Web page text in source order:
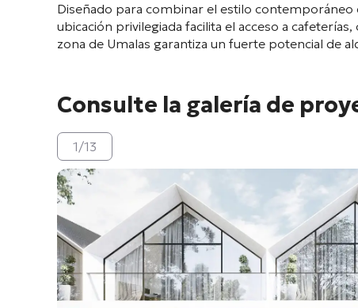
Diseñado para combinar el estilo contemporáneo
ubicación privilegiada facilita el acceso a
zona de Umalas garantiza un fuerte potencial de
Consulte la galería de
1/13